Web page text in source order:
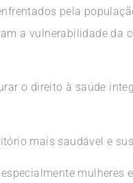
pela
a vulnerabilidade da
o direito à saúde
mais saudável e
mulheres